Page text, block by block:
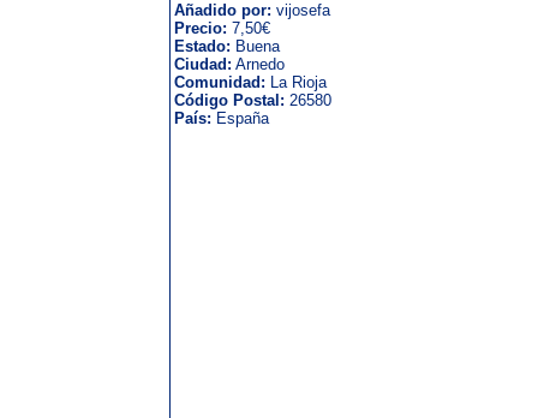
Añadido por: vijosefa
Precio: 7,50€
Estado: Buena
Ciudad: Arnedo
Comunidad: La Rioja
Código Postal: 26580
País: España